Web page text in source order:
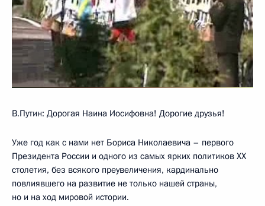
В.Путин: Дорогая Наина Иосифовна! Дорогие друзья!
Уже год как с нами нет Бориса Николаевича – первого
Президента России и одного из самых ярких политиков XX
столетия, без всякого преувеличения, кардинально
повлиявшего на развитие не только нашей страны,
но и на ход мировой истории.